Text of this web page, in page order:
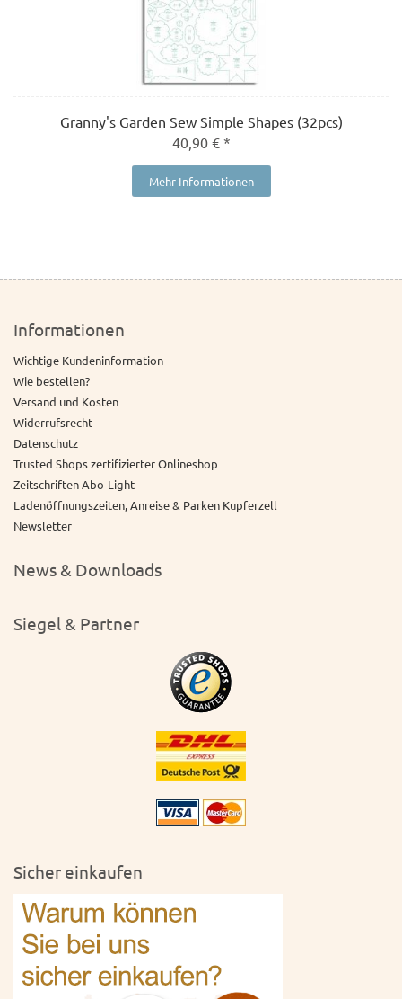
Granny's Garden Sew Simple Shapes (32pcs)
40,90 € *
Mehr Informationen
Informationen
Wichtige Kundeninformation
Wie bestellen?
Versand und Kosten
Widerrufsrecht
Datenschutz
Trusted Shops zertifizierter Onlineshop
Zeitschriften Abo-Light
Ladenöffnungszeiten, Anreise & Parken Kupferzell
Newsletter
News & Downloads
Siegel & Partner
Sicher einkaufen